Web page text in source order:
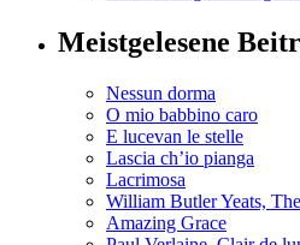
Meistgelesene
Nessun dorma
O mio babbino caro
E lucevan le stelle
Lascia ch’io pianga
Lacrimosa
William Butler Yeats,
Amazing Grace